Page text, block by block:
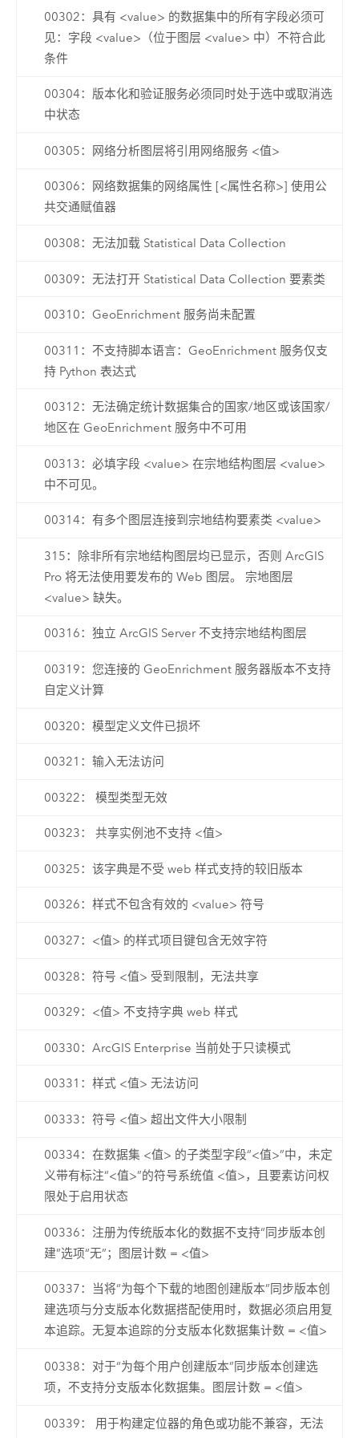
00302：具有 <value> 的数据集中的所有字段必须可
见：字段 <value>（位于图层 <value> 中）不符合此
条件
00304：版本化和验证服务必须同时处于选中或取消选
中状态
00305：网络分析图层将引用网络服务 <值>
00306：网络数据集的网络属性 [<属性名称>] 使用公
共交通赋值器
00308：无法加载 Statistical Data Collection
00309：无法打开 Statistical Data Collection 要素类
00310：GeoEnrichment 服务尚未配置
00311：不支持脚本语言：GeoEnrichment 服务仅支
持 Python 表达式
00312：无法确定统计数据集合的国家/地区或该国家/
地区在 GeoEnrichment 服务中不可用
00313：必填字段 <value> 在宗地结构图层 <value>
中不可见。
00314：有多个图层连接到宗地结构要素类 <value>
315：除非所有宗地结构图层均已显示，否则 ArcGIS
Pro 将无法使用要发布的 Web 图层。 宗地图层
<value> 缺失。
00316：独立 ArcGIS Server 不支持宗地结构图层
00319：您连接的 GeoEnrichment 服务器版本不支持
自定义计算
00320：模型定义文件已损坏
00321：输入无法访问
00322： 模型类型无效
00323： 共享实例池不支持 <值>
00325：该字典是不受 web 样式支持的较旧版本
00326：样式不包含有效的 <value> 符号
00327：<值> 的样式项目键包含无效字符
00328：符号 <值> 受到限制，无法共享
00329：<值> 不支持字典 web 样式
00330：ArcGIS Enterprise 当前处于只读模式
00331：样式 <值> 无法访问
00333：符号 <值> 超出文件大小限制
00334：在数据集 <值> 的子类型字段“<值>”中，未定
义带有标注“<值>”的符号系统值 <值>，且要素访问权
限处于启用状态
00336：注册为传统版本化的数据不支持“同步版本创
建”选项“无”；图层计数 = <值>
00337：当将“为每个下载的地图创建版本”同步版本创
建选项与分支版本化数据搭配使用时，数据必须启用复
本追踪。无复本追踪的分支版本化数据集计数 = <值>
00338：对于“为每个用户创建版本”同步版本创建选
项，不支持分支版本化数据集。图层计数 = <值>
00339： 用于构建定位器的角色或功能不兼容，无法